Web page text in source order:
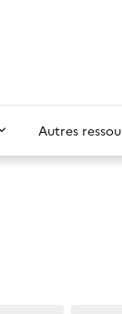
Autres